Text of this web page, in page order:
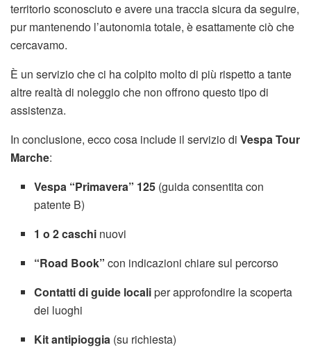
territorio sconosciuto e avere una traccia sicura da seguire,
pur mantenendo l’autonomia totale, è esattamente ciò che
cercavamo.
È un servizio che ci ha colpito molto di più rispetto a tante
altre realtà di noleggio che non offrono questo tipo di
assistenza.
In conclusione, ecco cosa include il servizio di Vespa Tour
Marche:
Vespa “Primavera” 125 (guida consentita con
patente B)
1 o 2 caschi nuovi
“Road Book” con indicazioni chiare sul percorso
Contatti di guide localiper approfondire la scoperta
dei luoghi
Kit antipioggia (su richiesta)